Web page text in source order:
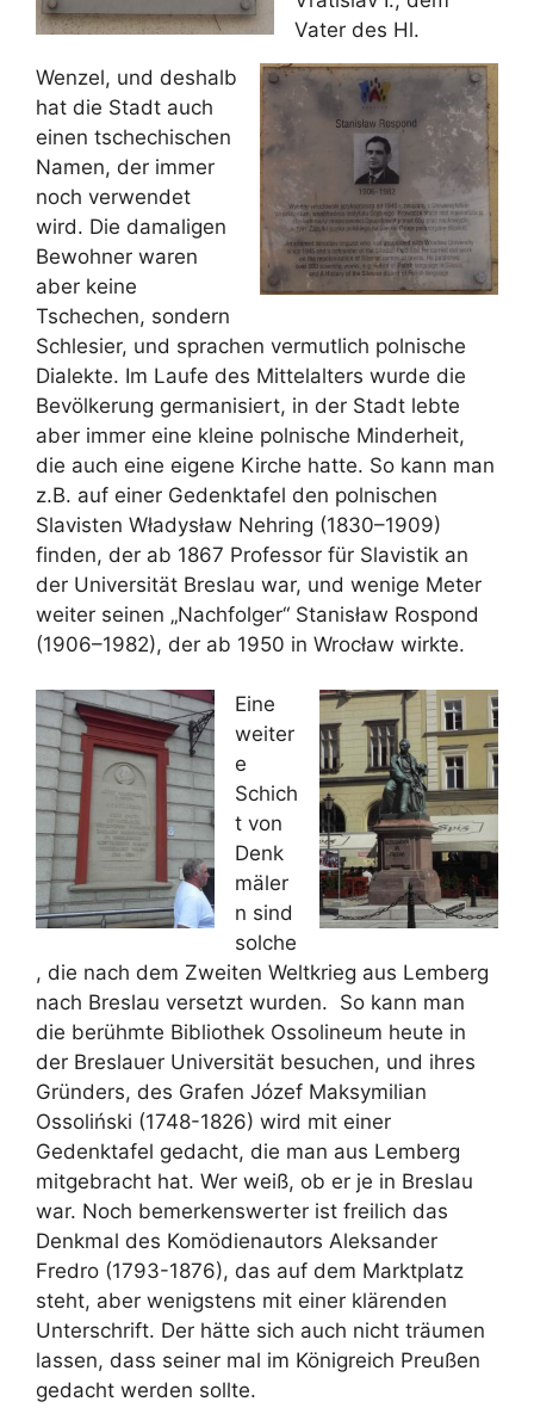
Vater des Hl.
Wenzel, und deshalb
hat die Stadt auch
einen tschechischen
Namen, der immer
noch verwendet
wird. Die damaligen
Bewohner waren
aber keine
Tschechen, sondern
Schlesier, und sprachen vermutlich polnische
Dialekte. Im Laufe des Mittelalters wurde die
Bevölkerung germanisiert, in der Stadt lebte
aber immer eine kleine polnische Minderheit,
die auch eine eigene Kirche hatte. So kann man
z.B. auf einer Gedenktafel den polnischen
Slavisten Władysław Nehring (1830–1909)
finden, der ab 1867 Professor für Slavistik an
der Universität Breslau war, und wenige Meter
weiter seinen „Nachfolger“ Stanisław Rospond
(1906–1982), der ab 1950 in Wrocław wirkte.
Eine
weiter
e
Schich
t von
Denk
mäler
n sind
solche
, die nach dem Zweiten Weltkrieg aus Lemberg
nach Breslau versetzt wurden. So kann man
die berühmte Bibliothek Ossolineum heute in
der Breslauer Universität besuchen, und ihres
Gründers, des Grafen Józef Maksymilian
Ossoliński (1748-1826) wird mit einer
Gedenktafel gedacht, die man aus Lemberg
mitgebracht hat. Wer weiß, ob er je in Breslau
war. Noch bemerkenswerter ist freilich das
Denkmal des Komödienautors Aleksander
Fredro (1793-1876), das auf dem Marktplatz
steht, aber wenigstens mit einer klärenden
Unterschrift. Der hätte sich auch nicht träumen
lassen, dass seiner mal im Königreich Preußen
gedacht werden sollte.